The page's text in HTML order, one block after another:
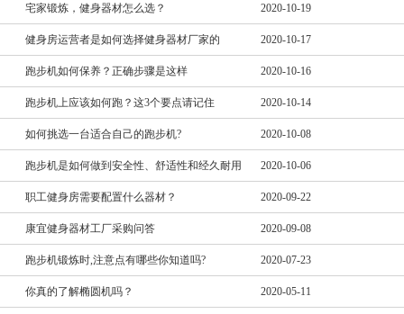
宅家锻炼，健身器材怎么选？ 2020-10-19
健身房运营者是如何选择健身器材厂家的 2020-10-17
跑步机如何保养？正确步骤是这样 2020-10-16
跑步机上应该如何跑？这3个要点请记住 2020-10-14
如何挑选一台适合自己的跑步机? 2020-10-08
跑步机是如何做到安全性、舒适性和经久耐用 2020-10-06
职工健身房需要配置什么器材？ 2020-09-22
康宜健身器材工厂采购问答 2020-09-08
跑步机锻炼时,注意点有哪些你知道吗? 2020-07-23
你真的了解椭圆机吗？ 2020-05-11